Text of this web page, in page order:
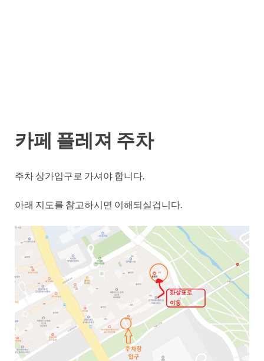
카페 플레져 주차
주차 상가입구로 가셔야 합니다.
아래 지도를 참고하시면 이해되실겁니다.